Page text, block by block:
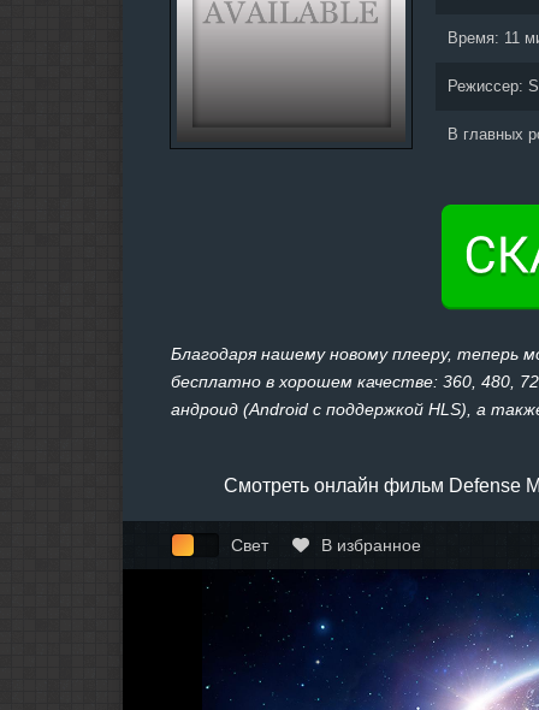
Время: 11
Режиссер:
В главных
Благодаря нашему новому плееру, теперь
бесплатно в хорошем качестве: 360, 480,
андроид (Android с поддержкой HLS), а
Смотреть онлайн фильм Defense
Свет В избранное